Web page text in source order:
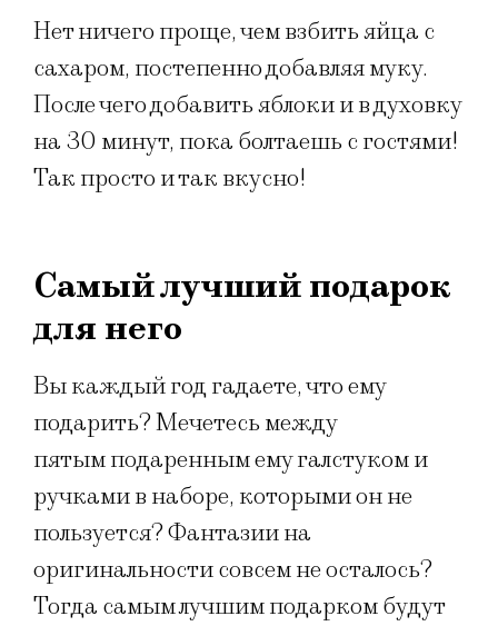
Нет ничего проще, чем взбить яйца с
сахаром, постепенно добавляя муку.
После чего добавить яблоки и в духовку
на 30 минут, пока болтаешь с гостями!
Так просто и так вкусно!
Самый лучший подарок
для него
Вы каждый год гадаете, что ему
подарить? Мечетесь между
пятым подаренным ему галстуком и
ручками в наборе, которыми он не
пользуется? Фантазии на
оригинальности совсем не осталось?
Тогда самым лучшим подарком будут